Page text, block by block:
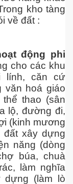
kho tàng
về đất :
động phi
cho các khu
lính, căn cứ
văn hoá giáo
thao (sân
lộ, đường đi,
(kinh mương
đất xây dựng
năng (dòng
búa, chuà
làm nghĩa
dựng (làm lò